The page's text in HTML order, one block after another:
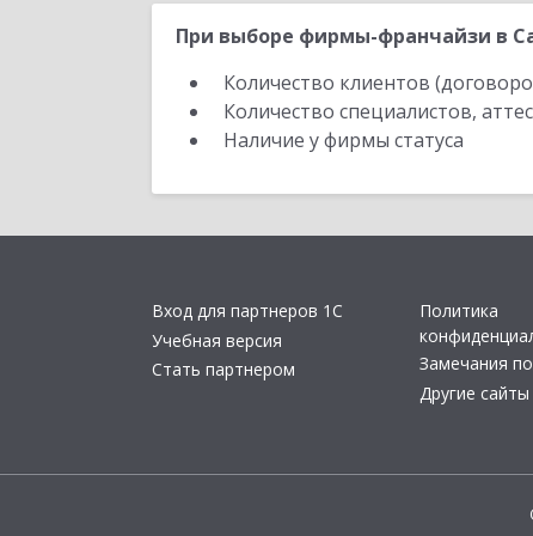
При выборе фирмы-франчайзи в
Количество клиентов
Количество специалистов,
Наличие у фирмы статуса
Вход для партнеров 1С
Учебная версия
Стать партнером
Политика
Замечания
Другие сайты